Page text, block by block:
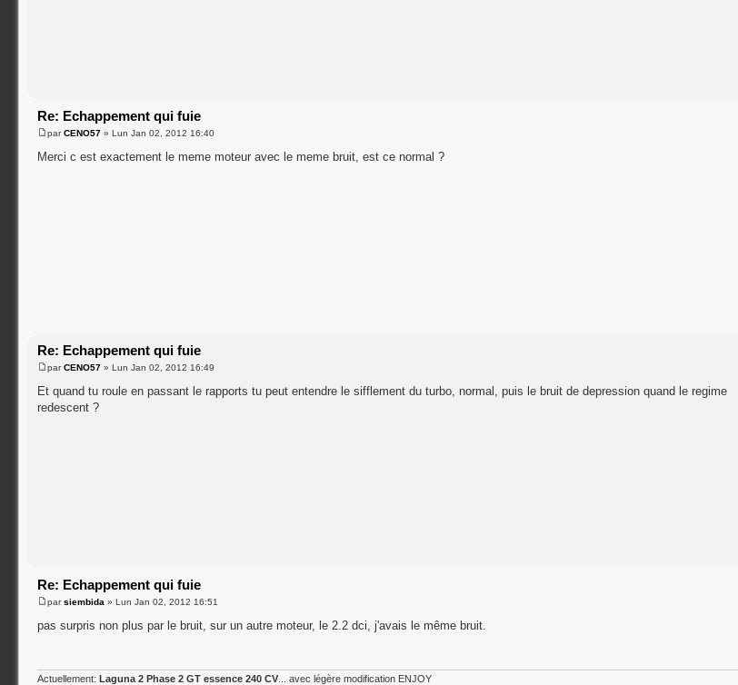
Re: Echappement qui fuie
parCENO57 » Lun Jan 02, 2012 16:40
Merci c est exactement le meme moteur avec le meme bruit, est ce normal ?
Re: Echappement qui fuie
parCENO57 » Lun Jan 02, 2012 16:49
Et quand tu roule en passant le rapports tu peut entendre le sifflement du turbo, normal, puis le bruit de depression quand le regime
redescent ?
Re: Echappement qui fuie
parsiembida » Lun Jan 02, 2012 16:51
pas surpris non plus par le bruit, sur un autre moteur, le 2.2 dci, j'avais le même bruit.
Actuellement:Laguna 2 Phase 2 GT essence 240 CV ... avec légère modification ENJOY